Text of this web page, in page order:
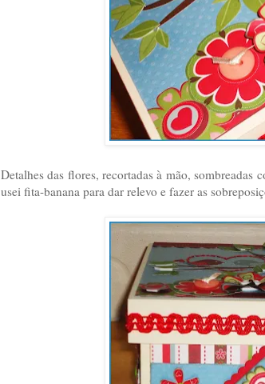
Detalhes das flores, recortadas à mão,
usei fita-banana para dar relevo e fazer as